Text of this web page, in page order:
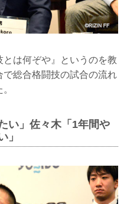
は何ぞや』というのを教
で総合格闘技の試合の流れ
い」佐々木「1年間や
」